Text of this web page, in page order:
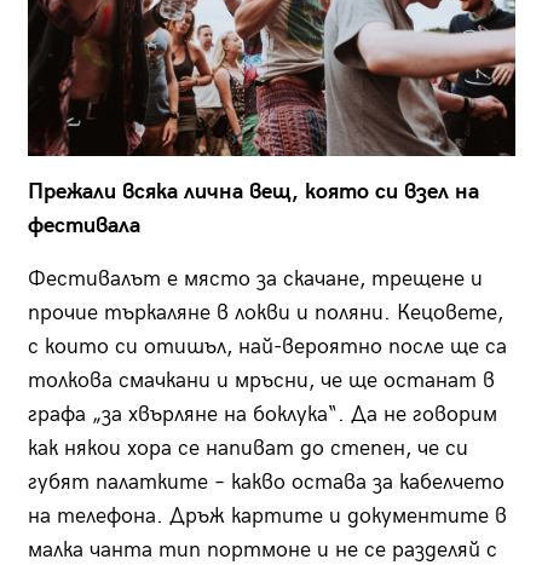
Прежали всяка лична вещ, която си взел на
фестивала
Фестивалът е място за скачане, трещене и
прочие търкаляне в локви и поляни. Кецовете,
с които си отишъл, най-вероятно после ще са
толкова смачкани и мръсни, че ще останат в
графа „за хвърляне на боклука“. Да не говорим
как някои хора се напиват до степен, че си
губят палатките – какво остава за кабелчето
на телефона. Дръж картите и документите в
малка чанта тип портмоне и не се разделяй с